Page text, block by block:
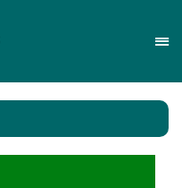
el
de